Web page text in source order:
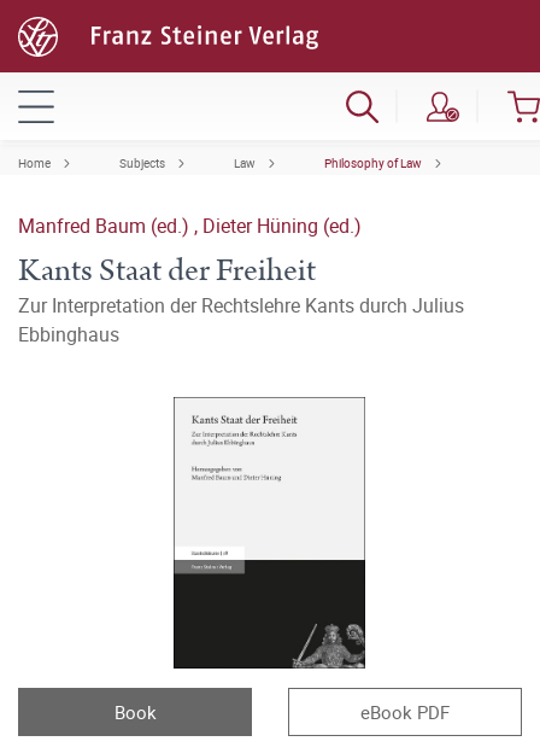
Home Subjects Law Philosophy of Law
Manfred Baum (ed.) , Dieter Hüning (ed.)
Kants Staat der Freiheit
Zur Interpretation der Rechtslehre Kants durch Julius
Ebbinghaus
Book eBook PDF